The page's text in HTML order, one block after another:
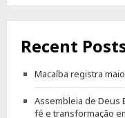
Recent
Macaíba registra
Assembleia de Deus
fé e transformação